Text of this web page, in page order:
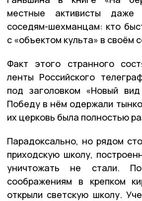
местные активисты даже
соседям-шехманцам: кто
с «объектом культа» в своём
Факт этого странного
ленты Российского
под заголовком «Новый вид
Победу в нём одержали
их церковь была полностью
Парадоксально, но рядом
приходскую школу,
уничтожать не стали. По
соображениям в крепком
открыли светскую школу.